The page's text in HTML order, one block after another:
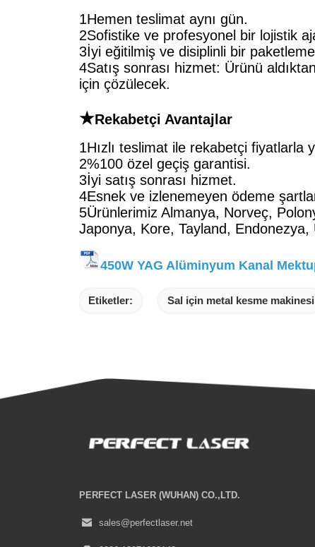
1Hemen teslimat aynı gün.
2Sofistike ve profesyonel bir lojistik
3İyi eğitilmiş ve disiplinli bir
4Satış sonrası hizmet: Ürünü
için çözülecek.
★Rekabetçi Avantajlar
1Hızlı teslimat ile rekabetçi fiyatlarla
2%100 özel geçiş garantisi.
3İyi satış sonrası hizmet.
4Esnek ve izlenemeyen ödeme
5Ürünlerimiz Almanya, Norveç,
Japonya, Kore, Tayland,
450W YAG Alüminyum Kanal
Etiketler: Sal için metal kesme makinesi
PERFECT LASER (WUHAN) CO.,LTD.
sales@perfectlaser.net